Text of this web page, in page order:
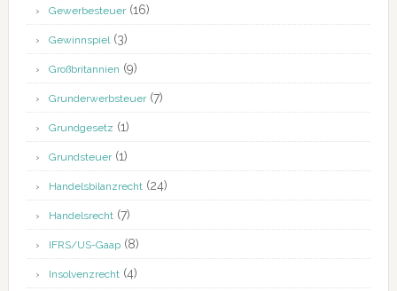
Gewerbesteuer(16)
Gewinnspiel(3)
Großbritannien (9)
Grunderwerbsteuer(7)
Grundgesetz (1)
Grundsteuer(1)
Handelsbilanzrecht(24)
Handelsrecht(7)
IFRS/US-Gaap(8)
Insolvenzrecht(4)